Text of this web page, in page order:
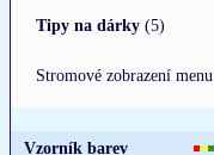
Tipy na dárky (5)
Stromové zobrazení menu
Vzorník barev